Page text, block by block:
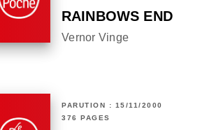
RAINBOWS END
Vernor Vinge
PARUTION : 15/11/2000
376 PAGES